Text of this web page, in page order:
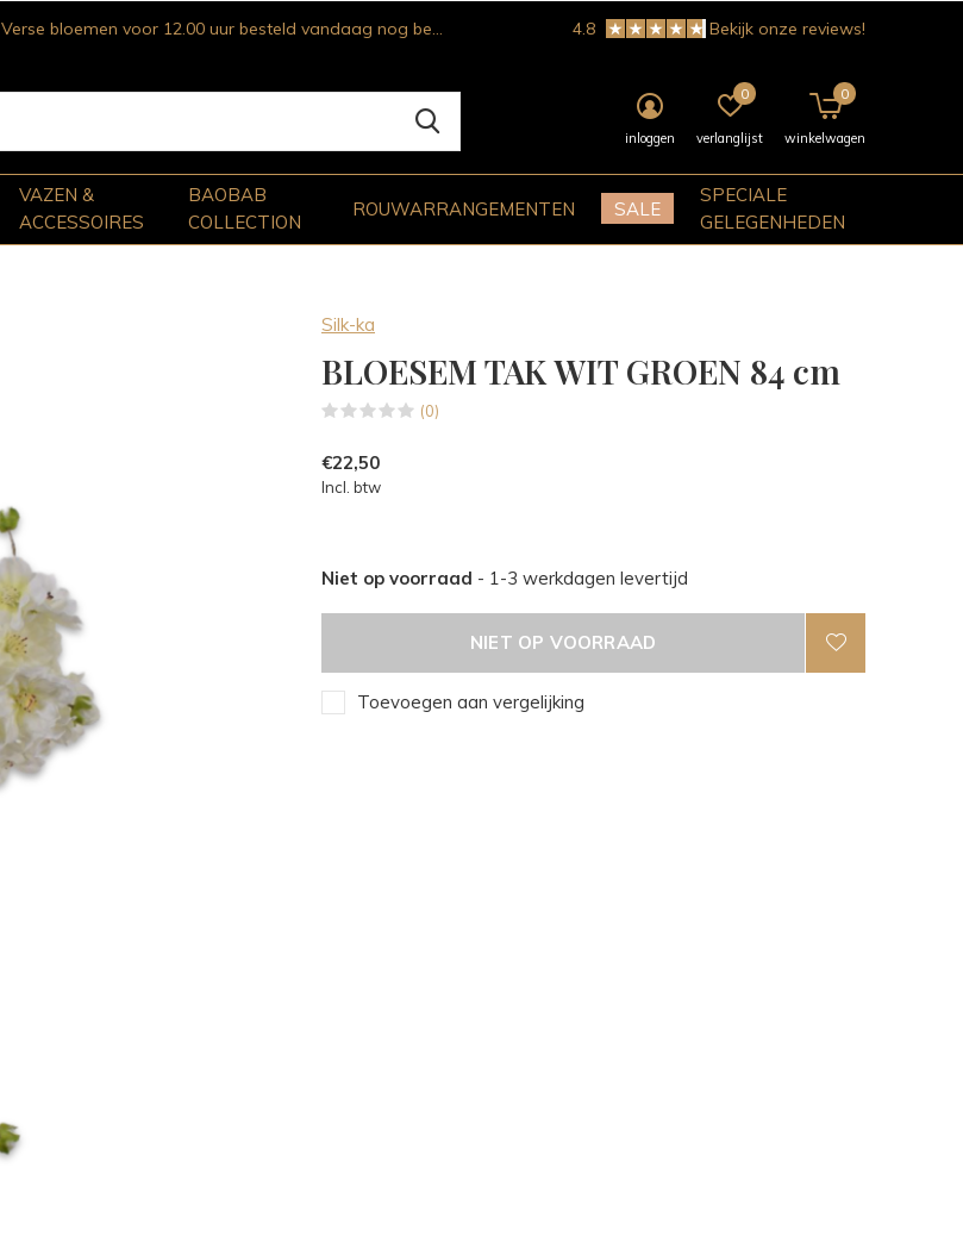
VAZEN &
ACCESSOIRES
BAOBAB
COLLECTION
ROUWARRANGEMENTEN SALE
SPECIALE
GELEGENHEDEN
inloggen verlanglijst
0
winkelwagen
0
Verse bloemen voor 12.00 uur besteld vandaag nog bezorgd! 4.8 Bekijk onze reviews!
Silk-ka
BLOESEM TAK WIT GROEN 84 cm
(0)
€22,50
Incl. btw
Niet op voorraad - 1-3 werkdagen levertijd
NIET OP VOORRAAD
Toevoegen aan vergelijking